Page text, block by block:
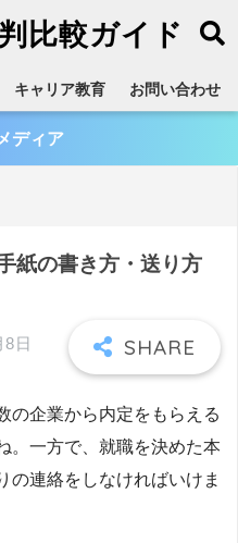
比較ガイド
キャリア教育 お問い合わせ
ディア
紙の書き方・送り方
8日
の企業から内定をもらえる
。一方で、就職を決めた本
の連絡をしなければいけま